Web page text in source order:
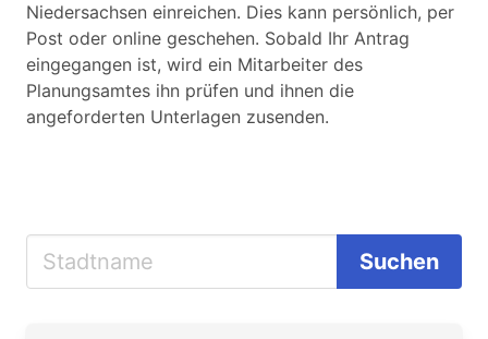
Niedersachsen einreichen. Dies kann persönlich, per
Post oder online geschehen. Sobald Ihr Antrag
eingegangen ist, wird ein Mitarbeiter des
Planungsamtes ihn prüfen und ihnen die
angeforderten Unterlagen zusenden.
Suchen